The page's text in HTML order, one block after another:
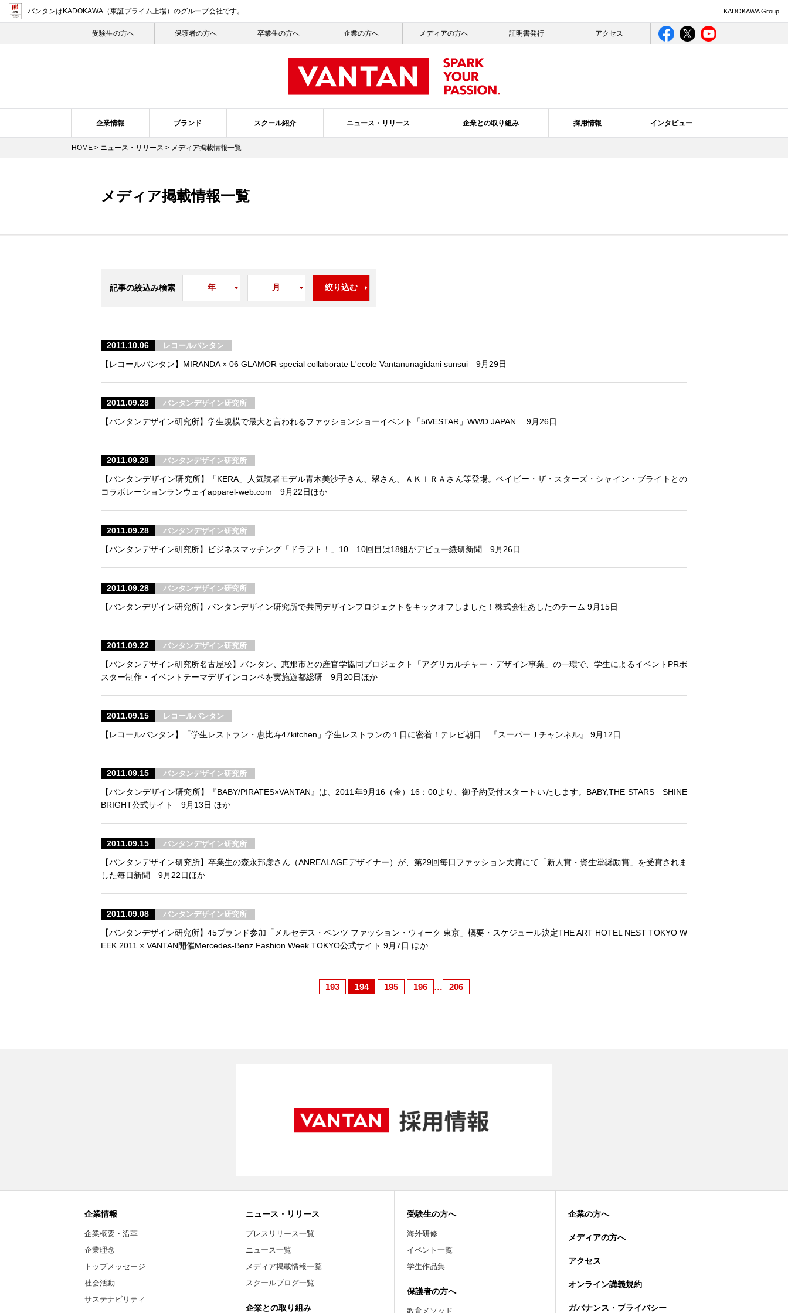
バンタンはKADOKAWA（東証プライム上場） のグループ会社です。 KADOKAWA Group
受験生の⽅へ 保護者の方へ 卒業生の方へ 企業の方へ メディアの方へ 証明書発行 アクセス
企業情報 ブランド スクール紹介 ニュース・リリース 企業との取り組み 採用情報 インタビュー
HOME > ニュース・リリース > メディア掲載情報一覧
メディア掲載情報一覧
記事の絞込み検索
2011.10.06 レコールバンタン
【レコールバンタン】MIRANDA × 06 GLAMOR special collaborate L'ecole Vantanunagidani sunsui 9月29日
2011.09.28 バンタンデザイン研究所
【バンタンデザイン研究所】学生規模で最大と言われるファッションショーイベント「5iVESTAR」 WWD JAPAN 9月26日
2011.09.28 バンタンデザイン研究所
【バンタンデザイン研究所】
「KERA」人気読者モデル青木美沙子さん、翠さん、ＡＫＩＲＡさん等登場。ベイビー・ザ・スターズ・シャイン・ブライトとの
コラボレーションランウェイapparel-web.com 9月22日ほか
2011.09.28 バンタンデザイン研究所
【バンタンデザイン研究所】ビジネスマッチング「ドラフト！」10 10回目は18組がデビュー繊研新聞 9月26日
2011.09.28 バンタンデザイン研究所
【バンタンデザイン研究所】バンタンデザイン研究所で共同デザインプロジェクトをキックオフしました！ 株式会社あしたのチーム 9月15日
2011.09.22 バンタンデザイン研究所
【バンタンデザイン研究所名古屋校】バンタン、恵那市との産官学協同プロジェクト「アグリカルチャー・デザイン事業」の一環で、学生によるイベントPRポ
スター制作・イベントテーマデザインコンペを実施遊都総研 9月20日ほか
2011.09.15 レコールバンタン
【レコールバンタン】「学生レストラン・恵比寿47kitchen」 学生レストランの１日に密着！ テレビ朝日 『スーパーＪチャンネル』 9月12日
2011.09.15 バンタンデザイン研究所
【バンタンデザイン研究所】『BABY/PIRATES×VANTAN』は、2011年9月16（金）16：00より、御予約受付スタートいたします。 BABY,THE STARS SHINE
BRIGHT公式サイト 9月13日 ほか
2011.09.15 バンタンデザイン研究所
【バンタンデザイン研究所】卒業生の森永邦彦さん（ANREALAGEデザイナー）が、第29回毎日ファッション大賞にて「新人賞・資生堂奨励賞」を受賞されま
した毎日新聞 9月22日ほか
2011.09.08 バンタンデザイン研究所
【バンタンデザイン研究所】45ブランド参加「メルセデス・ベンツ ファッション・ウィーク 東京」概要・スケジュール決定THE ART HOTEL NEST TOKYO W
EEK 2011 × VANTAN開催Mercedes-Benz Fashion Week TOKYO公式サイト 9月7日 ほか
193 194 195 196 … 206
企業情報
企業概要・沿革
企業理念
トップメッセージ
社会活動
サステナビリティ
ニュース・リリース
プレスリリース一覧
ニュース一覧
メディア掲載情報一覧
スクールブログ一覧
企業との取り組み
受験生の方へ
海外研修
イベント一覧
学生作品集
保護者の方へ
教育メソッド
企業の方へ
メディアの方へ
アクセス
オンライン講義規約
ガバナンス・プライバシー